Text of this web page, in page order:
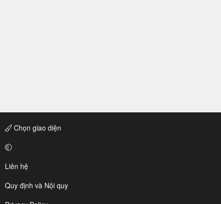
Chọn giao diện
Liên hệ
Quy định và Nội quy